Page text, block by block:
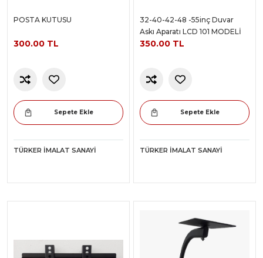
POSTA KUTUSU
300.00 TL
Sepete Ekle
TÜRKER İMALAT SANAYI
32-40-42-48 -55inç Duvar
Askı Aparatı LCD 101 MODELİ
350.00 TL
Sepete Ekle
TÜRKER İMALAT SANAYI